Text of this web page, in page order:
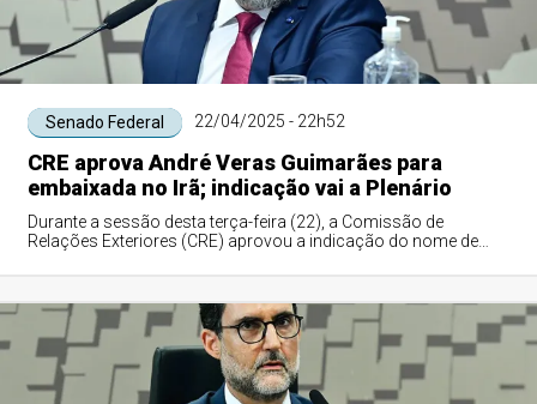
Senado Federal 22/04/2025 - 22h52
CRE aprova André Veras Guimarães para
embaixada no Irã; indicação vai a Plenário
Durante a sessão desta terça-feira (22), a Comissão de
Relações Exteriores (CRE) aprovou a indicação do nome de